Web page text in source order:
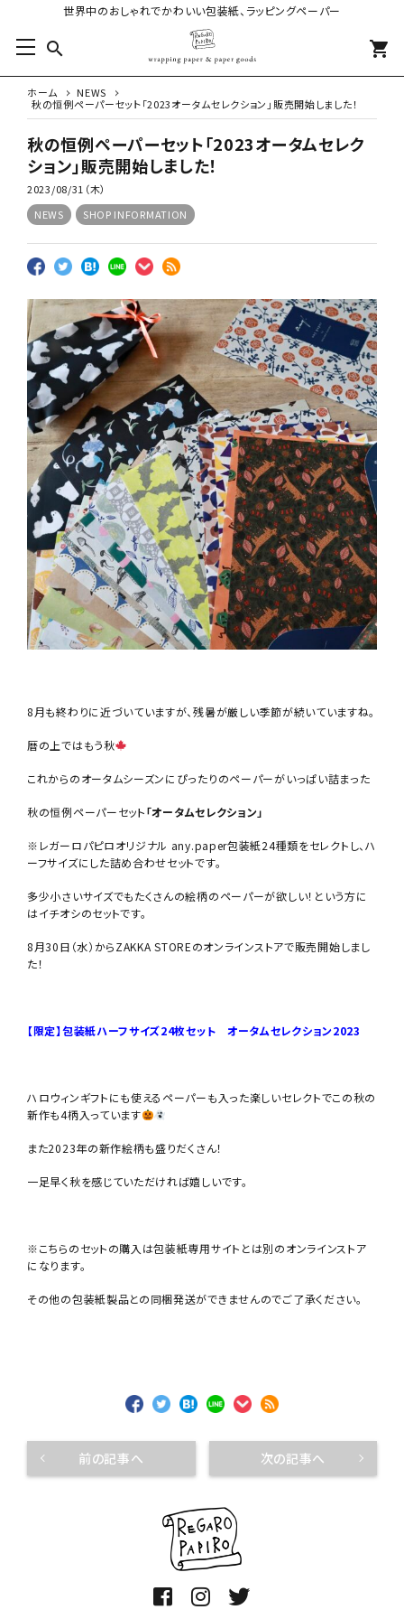
世界中のおしゃれでかわいい包装紙、ラッピングペーパー
search shopping_cart
ホーム
NEWS
秋の恒例ペーパーセット「2023オータムセレクション」販売開始しました！
秋の恒例ペーパーセット「2023オータムセレク
ション」販売開始しました！
2023/08/31（木）
NEWS
SHOP INFORMATION
8月も終わりに近づいていますが、残暑が厳しい季節が続いていますね。
暦の上ではもう秋
これからのオータムシーズンにぴったりのペーパーがいっぱい詰まった
秋の恒例ペーパーセット「オータムセレクション」
※レガーロパピロオリジナル any.paper包装紙24種類をセレクトし、ハ
ーフサイズにした詰め合わせセットです。
多少小さいサイズでもたくさんの絵柄のペーパーが欲しい！という方に
はイチオシのセットです。
8月30日（水）からZAKKA STOREのオンラインストアで販売開始しまし
た！
【限定】包装紙ハーフサイズ24枚セット オータムセレクション2023
ハロウィンギフトにも使えるペーパーも入った楽しいセレクトでこの秋の
新作も4柄入っています
また2023年の新作絵柄も盛りだくさん！
一足早く秋を感じていただければ嬉しいです。
※こちらのセットの購入は包装紙専用サイトとは別のオンラインストア
になります。
その他の包装紙製品との同梱発送ができませんのでご了承ください。
前の記事へ 次の記事へ